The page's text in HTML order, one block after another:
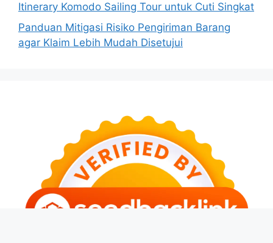
Itinerary Komodo Sailing Tour untuk Cuti Singkat
Panduan Mitigasi Risiko Pengiriman Barang
agar Klaim Lebih Mudah Disetujui